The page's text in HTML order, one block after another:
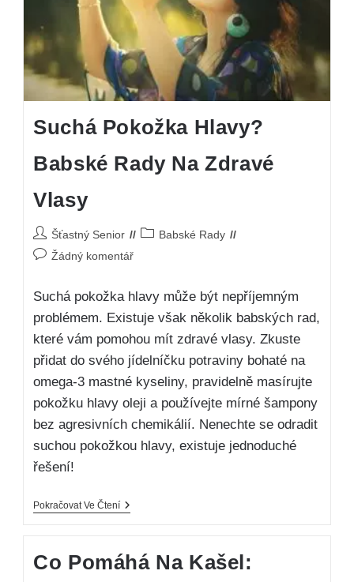
Suchá Pokožka Hlavy?
Babské Rady Na Zdravé
Vlasy
Šťastný Senior
Babské Rady
Žádný komentář
Suchá pokožka hlavy může být nepříjemným
problémem. Existuje však několik babských rad,
které vám pomohou mít zdravé vlasy. Zkuste
přidat do svého jídelníčku potraviny bohaté na
omega-3 mastné kyseliny, pravidelně masírujte
pokožku hlavy oleji a používejte mírné šampony
bez agresivních chemikálií. Nenechte se odradit
suchou pokožkou hlavy, existuje jednoduché
řešení!
Pokračovat Ve Čtení
Co Pomáhá Na Kašel: